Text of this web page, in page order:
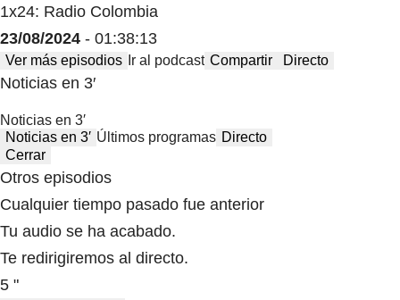
1x24: Radio Colombia
23/08/2024 - 01:38:13
Ver más episodios Ir al podcast Compartir Directo
Noticias en 3′
Noticias en 3′
Noticias en 3′ Últimos programas Directo
Cerrar
Otros episodios
Cualquier tiempo pasado fue anterior
Tu audio se ha acabado.
Te redirigiremos al directo.
5 "